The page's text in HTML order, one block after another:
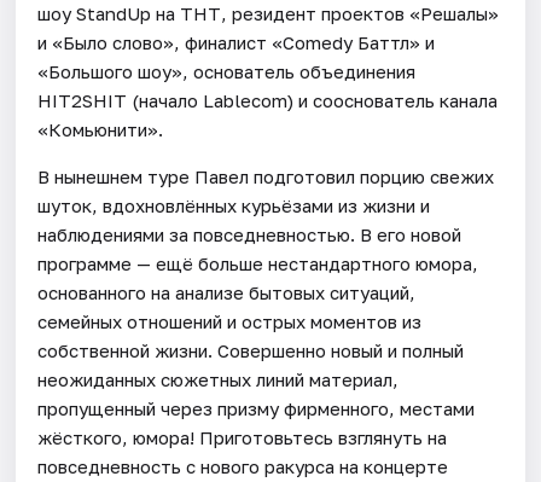
шоу StandUp на ТНТ, резидент проектов «Решалы»
и «Было слово», финалист «Comedy Баттл» и
«Большого шоу», основатель объединения
HIT2SHIT (начало Lablecom) и сооснователь канала
«Комьюнити».
В нынешнем туре Павел подготовил порцию свежих
шуток, вдохновлённых курьёзами из жизни и
наблюдениями за повседневностью. В его новой
программе — ещё больше нестандартного юмора,
основанного на анализе бытовых ситуаций,
семейных отношений и острых моментов из
собственной жизни. Совершенно новый и полный
неожиданных сюжетных линий материал,
пропущенный через призму фирменного, местами
жёсткого, юмора! Приготовьтесь взглянуть на
повседневность с нового ракурса на концерте